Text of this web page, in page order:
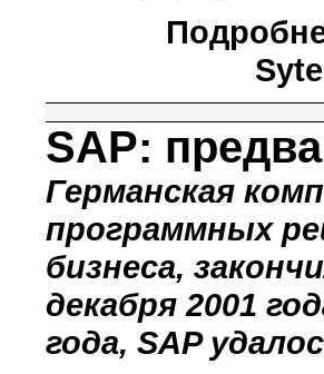
SAP:
Германская
программных
бизнеса,
декабря 2001
года, SAP